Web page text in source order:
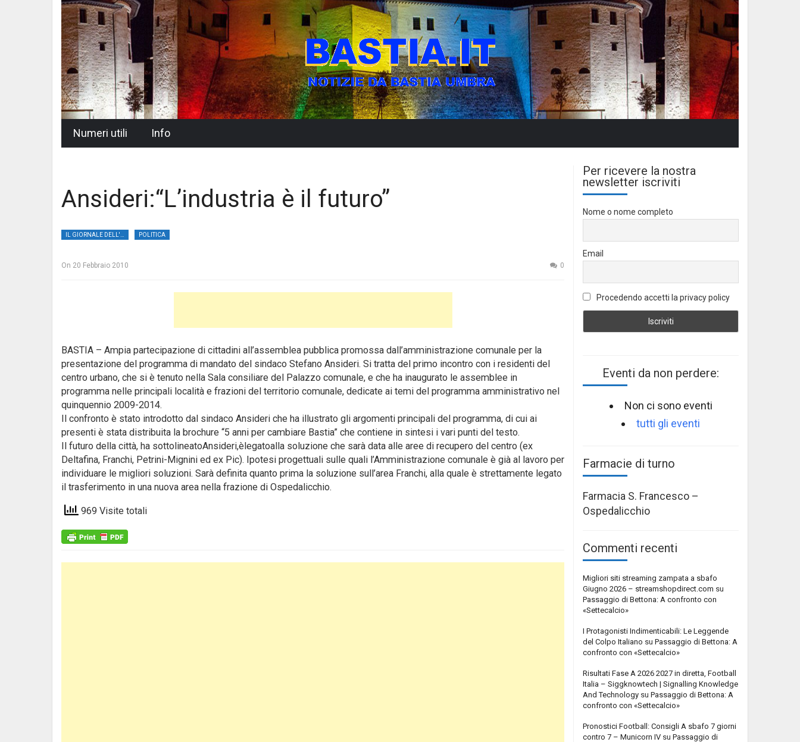
Numeri utili Info
Ansideri:“L’industria è il futuro”
POLITICA
On 20 Febbraio 2010 0
BASTIA – Ampia partecipazione di cittadini all’assemblea pubblica promossa dall’amministrazione comunale per la
presentazione del programma di mandato del sindaco Stefano Ansideri. Si tratta del primo incontro con i residenti del
centro urbano, che si è tenuto nella Sala consiliare del Palazzo comunale, e che ha inaugurato le assemblee in
programma nelle principali località e frazioni del territorio comunale, dedicate ai temi del programma amministrativo nel
quinquennio 2009-2014.
Il confronto è stato introdotto dal sindaco Ansideri che ha illustrato gli argomenti principali del programma, di cui ai
presenti è stata distribuita la brochure “5 anni per cambiare Bastia” che contiene in sintesi i vari punti del testo.
Il futuro della città, ha sottolineatoAnsideri,èlegatoalla soluzione che sarà data alle aree di recupero del centro (ex
Deltafina, Franchi, Petrini-Mignini ed ex Pic). Ipotesi progettuali sulle quali l’Amministrazione comunale è già al lavoro per
individuare le migliori soluzioni. Sarà definita quanto prima la soluzione sull’area Franchi, alla quale è strettamente legato
il trasferimento in una nuova area nella frazione di Ospedalicchio.
969 Visite totali
Per ricevere la nostra
newsletter iscriviti
Nome o nome completo
Email
Procedendo accetti la privacy policy
Eventi da non perdere:
Non ci sono eventi
tutti gli eventi
Farmacie di turno
Farmacia S. Francesco –
Ospedalicchio
Commenti recenti
Migliori siti streaming zampata a sbafo
Giugno 2026 – streamshopdirect.com su
Passaggio di Bettona: A confronto con
«Settecalcio»
I Protagonisti Indimenticabili: Le Leggende
del Colpo Italiano su Passaggio di Bettona: A
confronto con «Settecalcio»
Risultati Fase A 2026 2027 in diretta, Football
Italia – Siggknowtech | Signalling Knowledge
And Technology su Passaggio di Bettona: A
confronto con «Settecalcio»
Pronostici Football: Consigli A sbafo 7 giorni
contro 7 – Municorn IV su Passaggio di